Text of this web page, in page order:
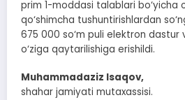
prim 1-moddasi talablari bo‘yicha
qo‘shimcha tushuntirishlardan
675 000 so‘m puli elektron dastur
o‘ziga qaytarilishiga erishildi.
Muhammadaziz Isaqov,
shahar jamiyati mutaxassisi.